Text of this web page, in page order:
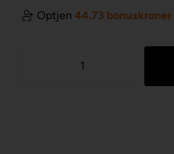
Optjen 44.73 bonuskroner